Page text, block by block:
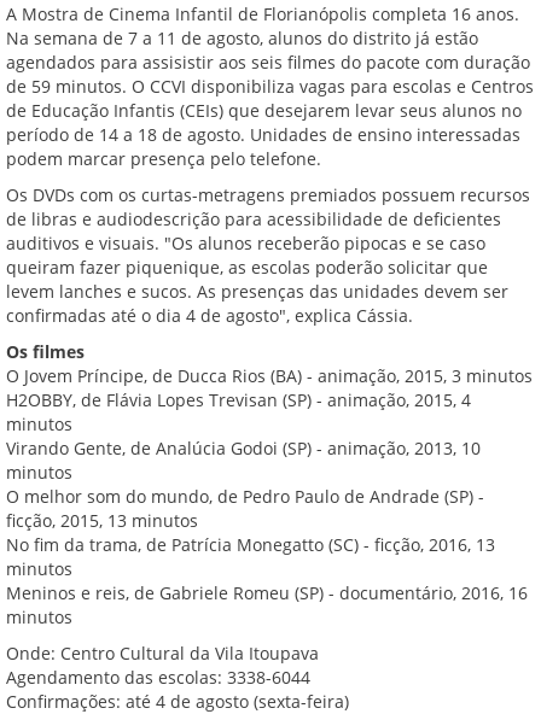
A Mostra de Cinema Infantil de Florianópolis completa 16 anos.
Na semana de 7 a 11 de agosto, alunos do distrito já estão
agendados para assisistir aos seis filmes do pacote com duração
de 59 minutos. O CCVI disponibiliza vagas para escolas e Centros
de Educação Infantis (CEIs) que desejarem levar seus alunos no
período de 14 a 18 de agosto. Unidades de ensino interessadas
podem marcar presença pelo telefone.
Os DVDs com os curtas-metragens premiados possuem recursos
de libras e audiodescrição para acessibilidade de deficientes
auditivos e visuais. "Os alunos receberão pipocas e se caso
queiram fazer piquenique, as escolas poderão solicitar que
levem lanches e sucos. As presenças das unidades devem ser
confirmadas até o dia 4 de agosto", explica Cássia.
Os filmes
O Jovem Príncipe, de Ducca Rios (BA) - animação, 2015, 3 minutos
H2OBBY, de Flávia Lopes Trevisan (SP) - animação, 2015, 4
minutos
Virando Gente, de Analúcia Godoi (SP) - animação, 2013, 10
minutos
O melhor som do mundo, de Pedro Paulo de Andrade (SP) -
ficção, 2015, 13 minutos
No fim da trama, de Patrícia Monegatto (SC) - ficção, 2016, 13
minutos
Meninos e reis, de Gabriele Romeu (SP) - documentário, 2016, 16
minutos
Onde: Centro Cultural da Vila Itoupava
Agendamento das escolas: 3338-6044
Confirmações: até 4 de agosto (sexta-feira)